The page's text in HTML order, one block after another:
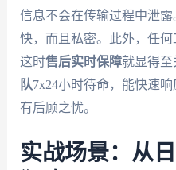
信息不会在传输过程中泄露
快，而且私密。此外，任何
这时售后实时保障就显得至
队7x24小时待命，能快速
有后顾之忧。
实战场景：从